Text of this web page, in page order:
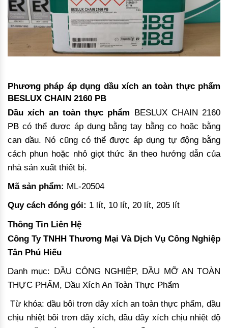
Phương pháp áp dụng dầu xích an toàn thực phẩm
BESLUX CHAIN 2160 PB
Dầu xích an toàn thực phẩm BESLUX CHAIN 2160
PB có thể được áp dụng bằng tay bằng cọ hoặc bằng
can dầu. Nó cũng có thể được áp dụng tự động bằng
cách phun hoặc nhỏ giọt thức ăn theo hướng dẫn của
nhà sản xuất thiết bị.
Mã sản phẩm: ML-20504
Quy cách đóng gói: 1 lít, 10 lít, 20 lít, 205 lít
Thông Tin Liên Hệ
Công Ty TNHH Thương Mại Và Dịch Vụ Công Nghiệp
Tân Phú Hiếu
Danh mục: DẦU CÔNG NGHIỆP, DẦU MỠ AN TOÀN
THỰC PHẨM, Dầu Xích An Toàn Thực Phẩm
Từ khóa: dầu bôi trơn dây xích an toàn thực phẩm, dầu
chịu nhiệt bôi trơn dây xích, dầu dây xích chịu nhiệt độ